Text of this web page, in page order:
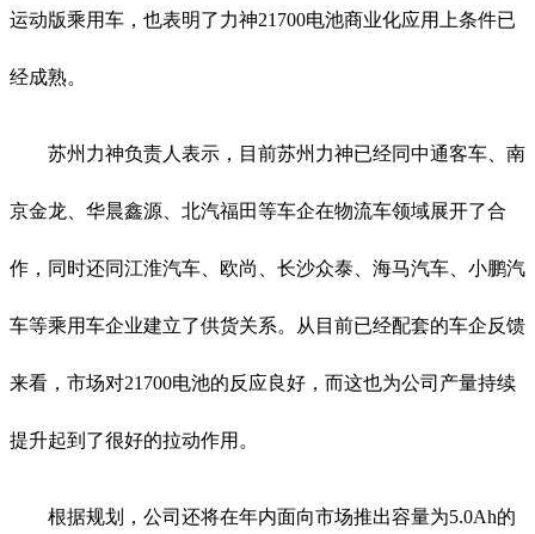
运动版乘用车，也表明了力神21700电池商业化应用上条件已
经成熟。
苏州力神负责人表示，目前苏州力神已经同中通客车、南
京金龙、华晨鑫源、北汽福田等车企在物流车领域展开了合
作，同时还同江淮汽车、欧尚、长沙众泰、海马汽车、小鹏汽
车等乘用车企业建立了供货关系。从目前已经配套的车企反馈
来看，市场对21700电池的反应良好，而这也为公司产量持续
提升起到了很好的拉动作用。
根据规划，公司还将在年内面向市场推出容量为5.0Ah的